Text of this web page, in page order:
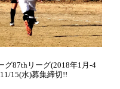
グ87thリーグ(2018年1月-4
15(水)募集締切!!